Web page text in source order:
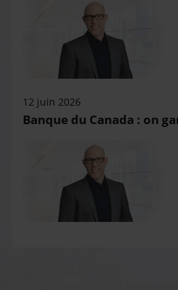
12 juin 2026
Banque du Canada : on